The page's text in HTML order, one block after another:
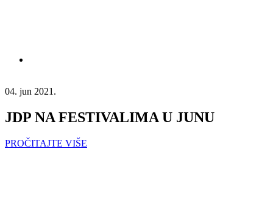
04. jun 2021.
JDP NA FESTIVALIMA U JUNU
PROČITAJTE VIŠE